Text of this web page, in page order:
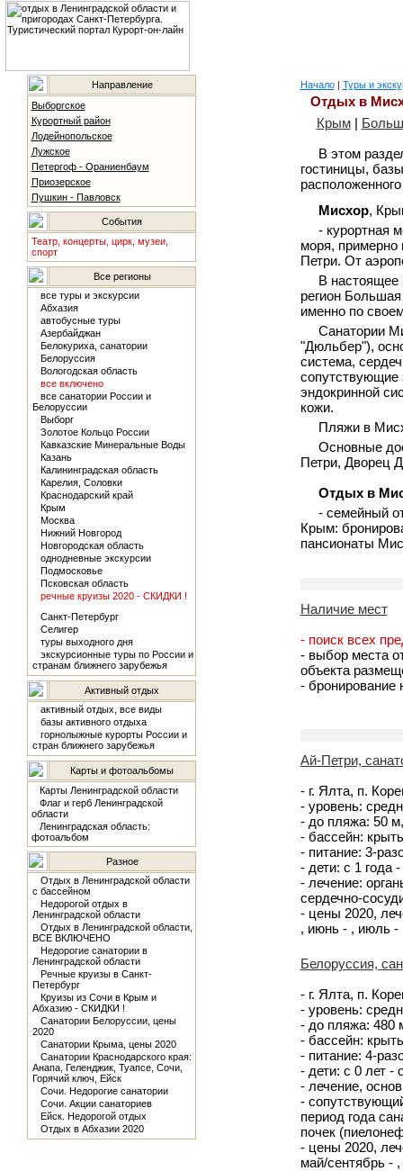
Направление
Выборгское
Курортный район
Лодейнопольское
Лужское
Петергоф - Ораниенбаум
Приозерское
Пушкин - Павловск
События
Театр, концерты, цирк, музеи,
спорт
Все регионы
все туры и экскурсии
Абхазия
автобусные туры
Азербайджан
Белокуриха, санатории
Белоруссия
Вологодская область
все включено
все санатории России и
Белоруссии
Выборг
Золотое Кольцо России
Кавказские Минеральные Воды
Казань
Калининградская область
Карелия, Соловки
Краснодарский край
Крым
Москва
Нижний Новгород
Новгородская область
однодневные экскурсии
Подмосковье
Псковская область
речные круизы 2020 - СКИДКИ !
Санкт-Петербург
Селигер
туры выходного дня
экскурсионные туры по России и
странам ближнего зарубежья
Активный отдых
активный отдых, все виды
базы активного отдыха
горнолыжные курорты России и
стран ближнего зарубежья
Карты и фотоальбомы
Карты Ленинградской области
Флаг и герб Ленинградской
области
Ленинградская область:
фотоальбом
Разное
Отдых в Ленинградской области
с бассейном
Недорогой отдых в
Ленинградской области
Отдых в Ленинградской области,
ВСЕ ВКЛЮЧЕНО
Недорогие санатории в
Ленинградской области
Речные круизы в Санкт-
Петербург
Круизы из Сочи в Крым и
Абхазию - СКИДКИ !
Санатории Белоруссии, цены
2020
Санатории Крыма, цены 2020
Санатории Краснодарского края:
Анапа, Геленджик, Туапсе, Сочи,
Горячий ключ, Ейск
Сочи. Недорогие санатории
Сочи. Акции санаториев
Ейск. Недорогой отдых
Отдых в Абхазии 2020
Начало| Туры и
Отдых в
Крым|
В этом
гостиницы,
Мисхор,
- курортная
моря, примерно
Петри. От
В настоящее
регион
именно по
Санатории
"Дюльбер"),
система,
сопутствующие
эндокринной
кожи.
Пляжи в
Основные
Петри, Дворец
Отдых в
- семейный
Крым:
пансионаты
Наличие мест
- поиск всех
- выбор места
объекта
- бронирование
Ай-Петри,
- г. Ялта, п.
- уровень:
- до пляжа: 50
- бассейн:
- питание: 3-
- дети: с 1 года
- лечение:
сердечно-
- цены 2020,
, июнь - , июль -
Белоруссия,
- г. Ялта, п.
- уровень:
- до пляжа: 480
- бассейн:
- питание: 4-
- дети: с 0 лет -
- лечение,
-
период года
почек
- цены 2020,
май/сентябрь -